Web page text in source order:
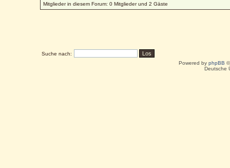
Mitglieder in diesem Forum: 0 Mitglieder und 2 Gäste
Suche nach:
Powered by phpBB
Deutsche